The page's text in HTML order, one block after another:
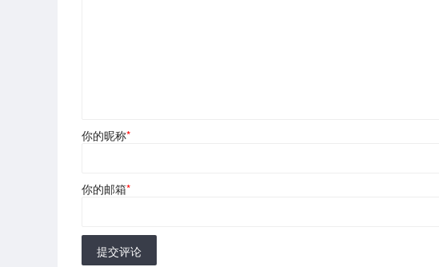
你的昵称*
你的邮箱*
提交评论